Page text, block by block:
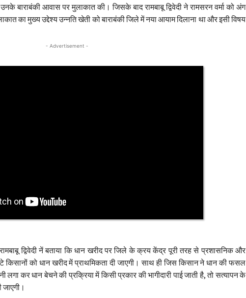
उनके बाराबंकी आवास पर मुलाकात की। जिसके बाद रामबाबू द्विवेदी ने रामसरन वर्मा को अंग
का मुख्य उद्देश्य उन्नति खेती को बाराबंकी जिले में नया आयाम दिलाना था और इसी विषय
- Advertisement -
द्विवेदी नें बताया कि धान खरीद पर जिले के क्रय केंद्र पूरी तरह से प्रशासनिक और
किसानों को धान खरीद में प्राथमिकता दी जाएगी। साथ ही जिस किसान ने धान की फसल
लगा कर धान बेचने की प्रक्रिया में किसी प्रकार की भागीदारी पाई जाती है, तो सत्यापन के
जाएगी।